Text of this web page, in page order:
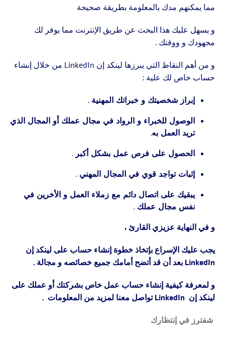
مما يمكنهم مدك بالمعلومة بطريقة صحيحة
و يسهل عليك هذا البحث عن طريق الإنترنت مما يوفر لك
مجهودك و ووقتك .
و من أهم النقاط التي يبرزها لينكد إن LinkedIn من خلال إنشاء
حساب خاص لك علية :
إبراز شخصيتك و خبراتك المهنية .
الوصول للخبراء و الرواد في مجال عملك أو المجال الذي
تريد العمل به.
الحصول على فرص عمل بشكل أكبر .
إثبات تواجد قوي في المجال المهني .
يبقيك على اتصال دائم مع زملاء العمل و الأخرين في
نفس مجال عملك .
و في النهاية عزيزي القارئ ،
يجب عليك الإسراع بإتخاذ خطوة إنشاء حساب على لينكد إن
LinkedIn بعد أن قد أتضح أمامك جميع خصائصه و مجالة .
و لمعرفة كيفية إنشاء حساب عمل خاص بشركتك أو عملك على
لينكد إن LinkedIn تواصل معنا لمزيد من المعلومات .
شفترز في إنتظارك